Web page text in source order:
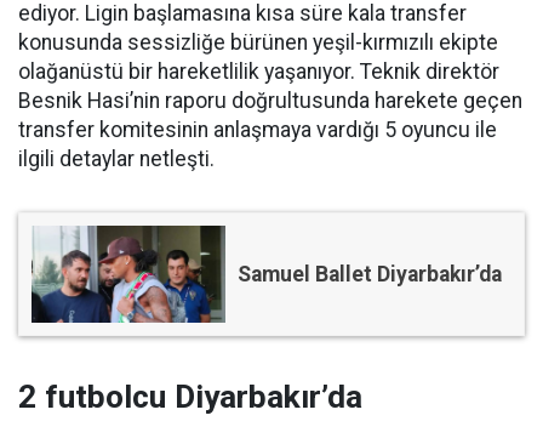
ediyor. Ligin başlamasına kısa süre kala transfer
konusunda sessizliğe bürünen yeşil-kırmızılı ekipte
olağanüstü bir hareketlilik yaşanıyor. Teknik direktör
Besnik Hasi’nin raporu doğrultusunda harekete geçen
transfer komitesinin anlaşmaya vardığı 5 oyuncu ile
ilgili detaylar netleşti.
Samuel Ballet Diyarbakır’da
2 futbolcu Diyarbakır’da